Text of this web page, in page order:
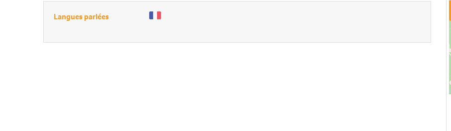
Langues parlées